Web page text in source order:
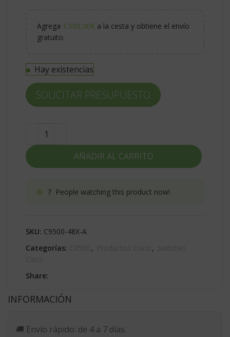
Agrega 1.500,00€ a la cesta y obtiene el envío
gratuito.
Hay existencias
AÑADIR AL CARRITO
SOLICITAR PRESUPUESTO
7 People watching this product now!
SKU: C9500-48X-A
Categorías:
, ,
Share:
INFORMACIÓN
🚚 Envío rápido: de 4 a 7 días.